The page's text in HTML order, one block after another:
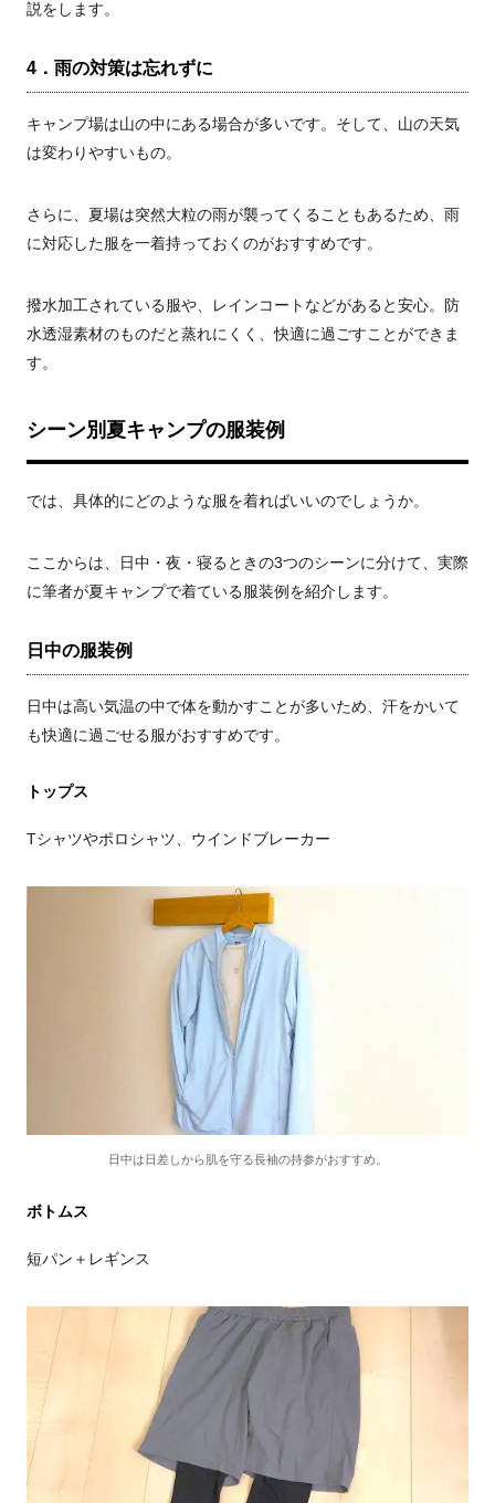
説をします。
4．雨の対策は忘れずに
キャンプ場は山の中にある場合が多いです。そして、山の天気
は変わりやすいもの。
さらに、夏場は突然大粒の雨が襲ってくることもあるため、雨
に対応した服を一着持っておくのがおすすめです。
撥水加工されている服や、レインコートなどがあると安心。防
水透湿素材のものだと蒸れにくく、快適に過ごすことができま
す。
シーン別夏キャンプの服装例
では、具体的にどのような服を着ればいいのでしょうか。
ここからは、日中・夜・寝るときの3つのシーンに分けて、実際
に筆者が夏キャンプで着ている服装例を紹介します。
日中の服装例
日中は高い気温の中で体を動かすことが多いため、汗をかいて
も快適に過ごせる服がおすすめです。
トップス
Tシャツやポロシャツ、ウインドブレーカー
日中は日差しから肌を守る長袖の持参がおすすめ。
ボトムス
短パン＋レギンス